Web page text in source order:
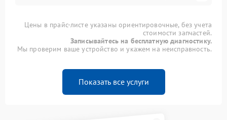
Цены в прайс-листе указаны ориентировочные, без учета
стоимости запчастей.
Записывайтесь на бесплатную диагностику.
Мы проверим ваше устройство и укажем на неисправность.
Показать все услуги